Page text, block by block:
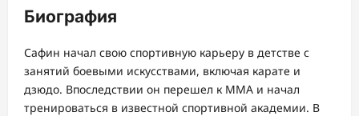
Биография
Сафин начал свою спортивную карьеру в детстве с
занятий боевыми искусствами, включая карате и
дзюдо. Впоследствии он перешел к ММА и начал
тренироваться в известной спортивной академии. В